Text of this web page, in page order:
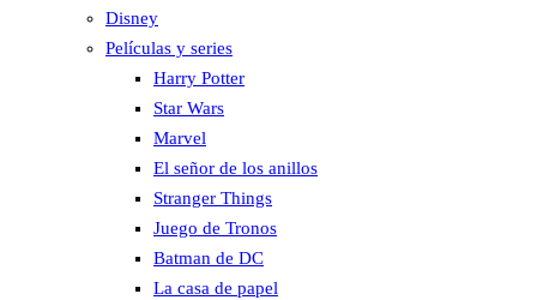
Disney
Películas y series
Harry Potter
Star Wars
Marvel
El señor de los anillos
Stranger Things
Juego de Tronos
Batman de DC
La casa de papel